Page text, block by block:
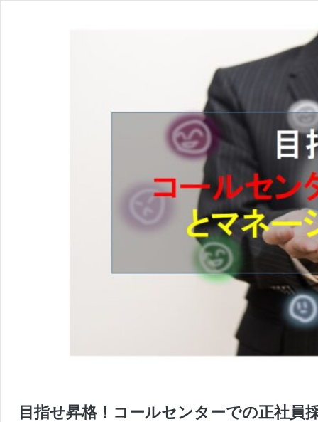
目指せ昇格！コールセンターでの正社員